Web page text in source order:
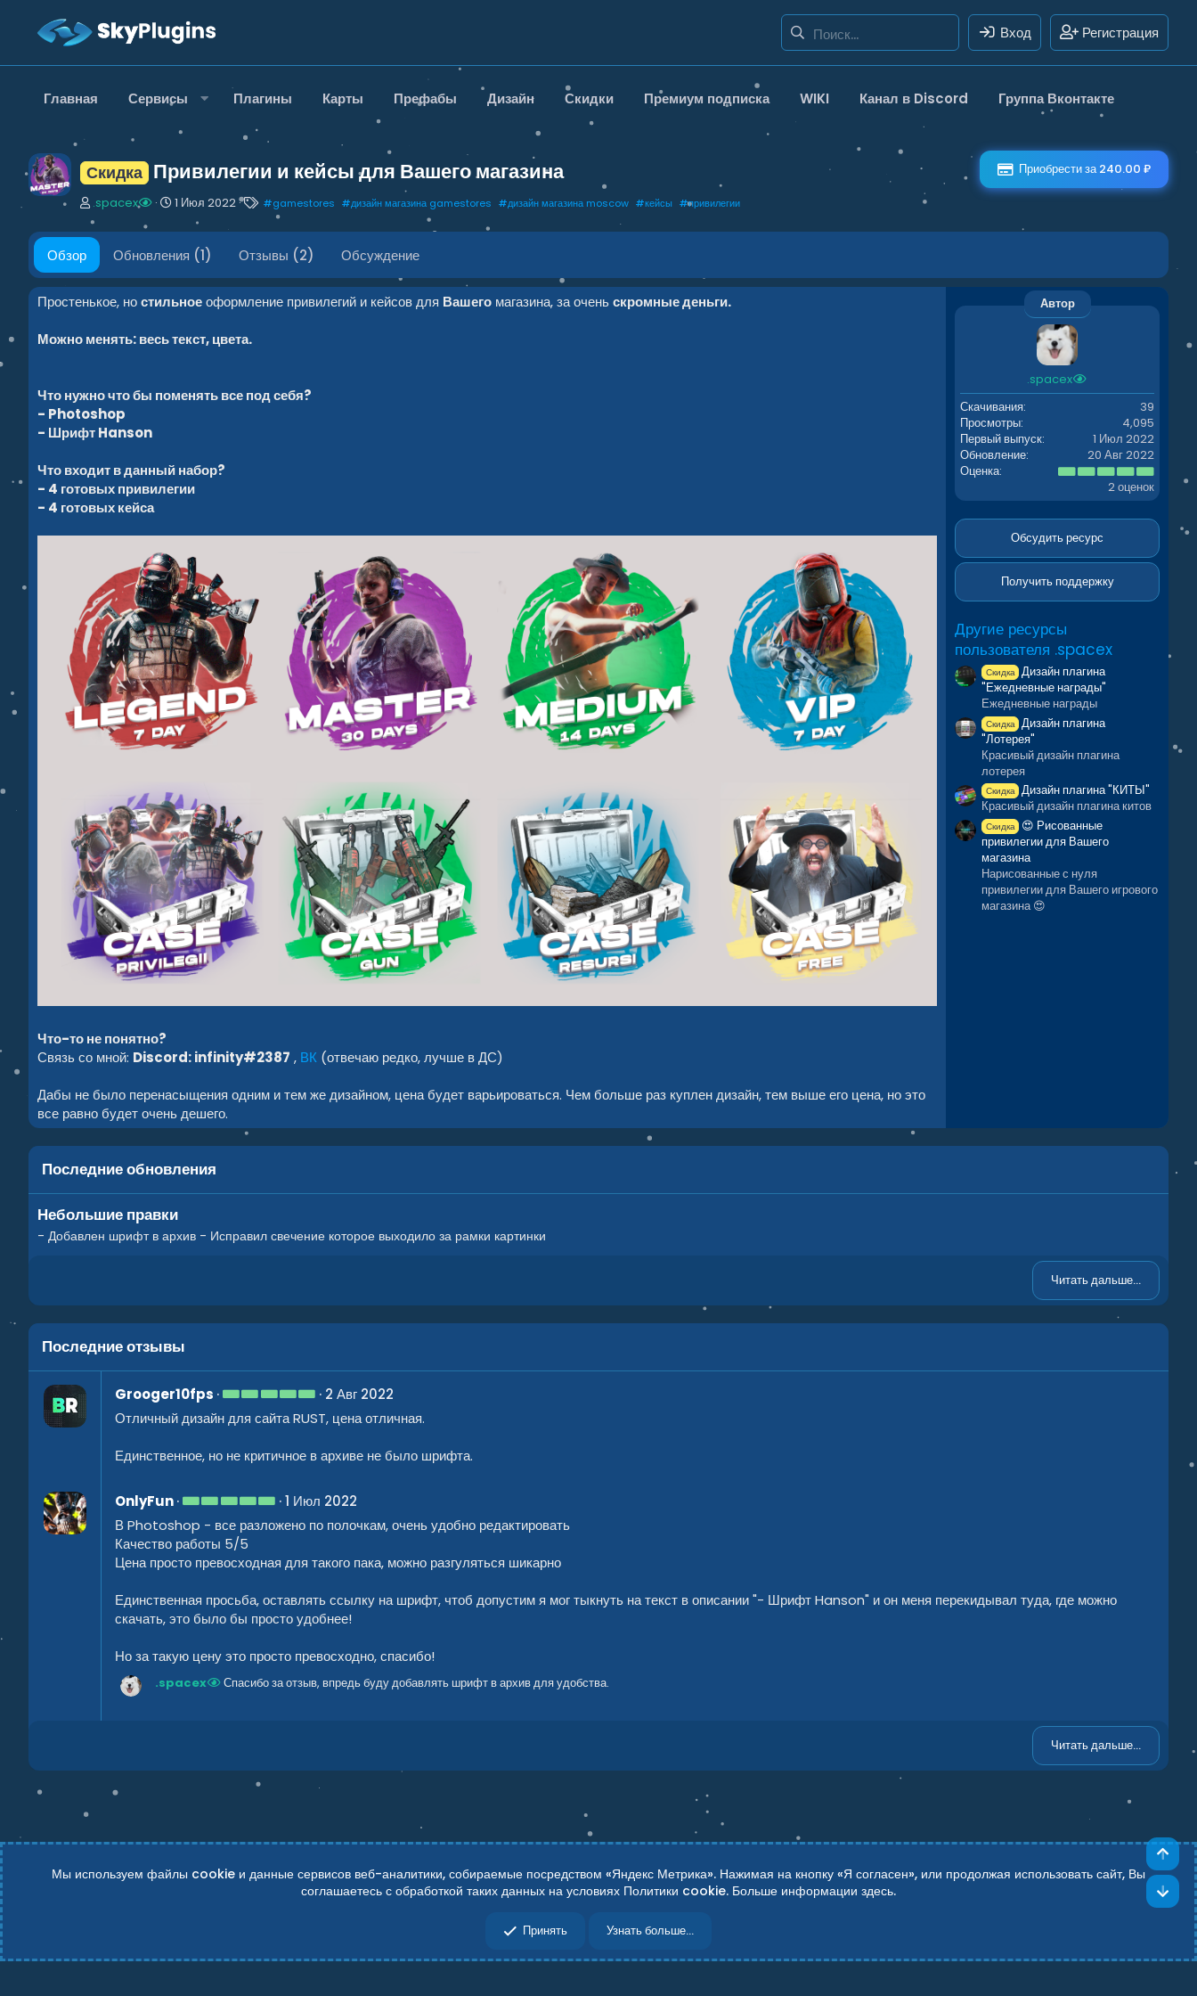
Вход Регистрация
Главная Сервисы Плагины Карты Префабы Дизайн Скидки Премиум подписка WIKI Канал в Discord Группа Вконтакте
Скидка Привилегии и кейсы для Вашего магазина
Приобрести за 240.00 ₽
А
в
т
р
.spacex
Д
т
а
с
о
н
1 Июл 2022
Т
г
и
#gamestores #дизайн магазина gamestores #дизайн магазина moscow #кейсы #привилегии
Обзор Обновления (1) Отзывы (2) Обсуждение
Простенькое, ностильноеоформление привилегий и кейсов для Вашего магазина, за оченьскромные деньги.
Можно менять: весь текст, цвета.
Что нужно что бы поменять все под себя?
- Photoshop
- Шрифт Hanson
Что входит в данный набор?
- 4 готовых привилегии
- 4 готовых кейса
Что-то не понятно?
Связь со мной: Discord: infinity#2387 , ВК (отвечаю редко, лучше в ДС)
Дабы не было перенасыщения одним и тем же дизайном, цена будет варьироваться. Чем больше раз куплен дизайн, тем выше его цена, но это
все равно будет очень дешего.
Автор
.spacex
Скачивания
39
Просмотры
4,095
Первый выпуск
1 Июл 2022
Обновление
20 Авг 2022
Оценка
5
.
0
з
ё
з
2 оценок
Обсудить ресурс
Получить поддержку
Другие ресурсы
пользователя .spacex
Скидка Дизайн плагина
"Ежедневные награды"
Ежедневные награды
Скидка Дизайн плагина
"Лотерея"
Красивый дизайн плагина
лотерея
Скидка Дизайн плагина "КИТЫ"
Красивый дизайн плагина китов
Скидка 😍 Рисованные
привилегии для Вашего
магазина
Нарисованные с нуля
привилегии для Вашего игрового
магазина 😍
Последние обновления
Небольшие правки
- Добавлен шрифт в архив - Исправил свечение которое выходило за рамки картинки
Читать дальше...
Последние отзывы
Grooger10fps 5
0
в
д
2 Авг 2022
Отличный дизайн для сайта RUST, цена отличная.
Единственное, но не критичное в архиве не было шрифта.
OnlyFun 5
0
в
з
д
1 Июл 2022
В Photoshop - все разложено по полочкам, очень удобно редактировать
Качество работы 5/5
Цена просто превосходная для такого пака, можно разгуляться шикарно
Единственная просьба, оставлять ссылку на шрифт, чтоб допустим я мог тыкнуть на текст в описании "- Шрифт Hanson" и он меня перекидывал туда, где можно
скачать, это было бы просто удобнее!
Но за такую цену это просто превосходно, спасибо!
.spacex Спасибо за отзыв, впредь буду добавлять шрифт в архив для удобства.
Читать дальше...
S
Мы используем файлы cookie и данные сервисов веб-аналитики, собираемые посредством «Яндекс Метрика». Нажимая на кнопку «Я согласен», или продолжая использовать сайт, Вы
соглашаетесь с обработкой таких данных на условиях Политики cookie. Больше информации здесь.
Принять Узнать больше...